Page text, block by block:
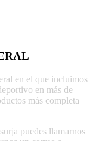
en el que incluimos
en más de
más completa
puedes llamarnos